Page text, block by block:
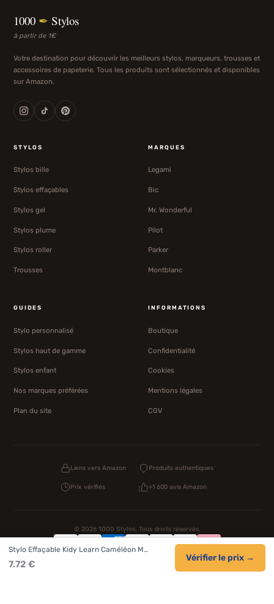
1000 ✒ Stylos
à partir de 1€
Votre destination pour découvrir les meilleurs stylos, marqueurs, trousses et
accessoires de papeterie. Tous les produits sont sélectionnés et disponibles
sur Amazon.
STYLOS
Stylos bille
Stylos effaçables
Stylos gel
Stylos plume
Stylos roller
Trousses
MARQUES
Legami
Bic
Mr. Wonderful
Pilot
Parker
Montblanc
GUIDES
Stylo personnalisé
Stylos haut de gamme
Stylos enfant
Nos marques préférées
Plan du site
INFORMATIONS
Boutique
Confidentialité
Cookies
Mentions légales
CGV
Liens vers Amazon Produits authentiques
Prix vérifiés +1 600 avis Amazon
© 2026 1000 Stylos. Tous droits réservés.
Stylo Effaçable Kidy Learn Caméléon M…
7.72 €
Vérifier le prix →